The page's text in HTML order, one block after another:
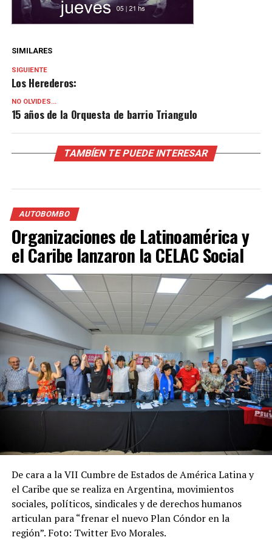
SIMILARES
SIGUIENTE
Los Herederos:
NO OLVIDES...
15 años de la Orquesta de barrio Triangulo
TAMBÍEN TE PUEDE INTERESAR
AUTOBOMBO
Organizaciones de Latinoamérica y
el Caribe lanzaron la CELAC Social
De cara a la VII Cumbre de Estados de América Latina y
el Caribe que se realiza en Argentina, movimientos
sociales, políticos, sindicales y de derechos humanos
articulan para “frenar el nuevo Plan Cóndor en la
región”. Foto: Twitter Evo Morales.